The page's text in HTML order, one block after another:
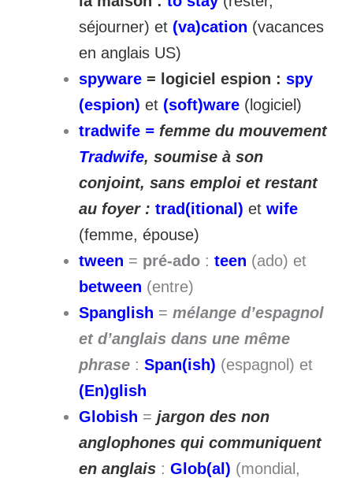
séjourner) et (va)cation (vacances
en anglais US)
spyware = logiciel espion : spy
(espion) et (soft)ware (logiciel)
tradwife = femme du mouvement
Tradwife, soumise à son
conjoint, sans emploi et restant
au foyer : trad(itional) et wife
(femme, épouse)
tween = pré-ado : teen (ado) et
between (entre)
Spanglish = mélange d’espagnol
et d’anglais dans une même
phrase : Span(ish) (espagnol) et
(En)glish
Globish = jargon des non
anglophones qui communiquent
en anglais : Glob(al) (mondial,